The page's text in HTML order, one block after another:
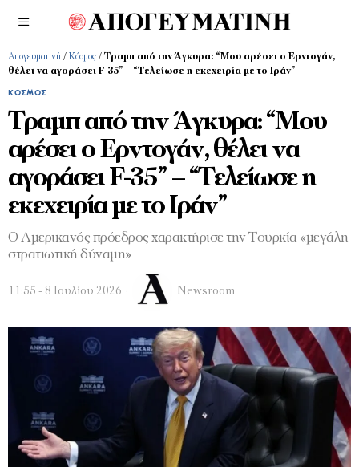
Απογευματινή / Κόσμος / Τραμπ από την Άγκυρα: “Μου αρέσει ο Ερντογάν,
θέλει να αγοράσει F-35” – “Τελείωσε η εκεχειρία με το Ιράν”
ΚΌΣΜΟΣ
Τραμπ από την Άγκυρα: “Μου
αρέσει ο Ερντογάν, θέλει να
αγοράσει F-35” – “Τελείωσε η
εκεχειρία με το Ιράν”
Ο Αμερικανός πρόεδρος χαρακτήρισε την Τουρκία «μεγάλη
στρατιωτική δύναμη»
11:55 - 8 Ιουλίου 2026 Newsroom